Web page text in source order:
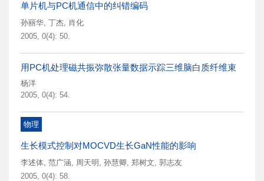
单片机与PC机通信中的纠错编码
孙丽华, 丁杰, 肖化
2005, 0(4): 50.
用PC机处理磁共振弥散张量数据示踪三维脑白质纤维束
杨洋
2005, 0(4): 54.
物理
生长模式控制对MOCVD生长GaN性能的影响
李述体, 范广涵, 周天明 , 孙慧卿, 郑树文, 郭志友
2005, 0(4): 58.